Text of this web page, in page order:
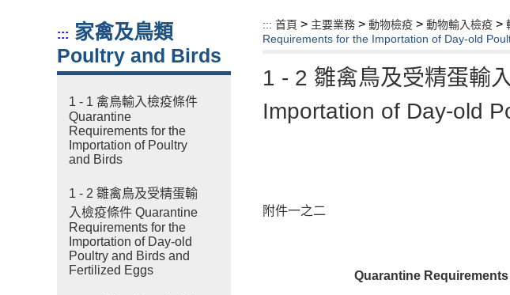
::: 家禽及鳥類
Poultry and Birds
1 - 1 禽鳥輸入檢疫條件
Quarantine
Requirements for the
Importation of Poultry
and Birds
1 - 2 雛禽鳥及受精蛋輸
入檢疫條件 Quarantine
Requirements for the
Importation of Day-old
Poultry and Birds and
Fertilized Eggs
::: 首頁 > 主要業務 > 動物檢疫 > 動物輸入檢疫 >
Requirements for the Importation of Day-old
1 - 2 雛禽鳥及受精蛋輸
Importation of Day-old
附件一之二
Quarantine